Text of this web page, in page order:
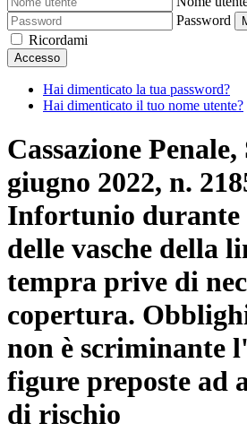
Password
Ricordami
Accesso
Hai dimenticato la tua password?
Hai dimenticato il tuo nome utente?
Cassazione Penale,
giugno 2022, n.
Infortunio durante
delle vasche della
tempra prive di
copertura.
non è scriminante
figure preposte ad
di rischio